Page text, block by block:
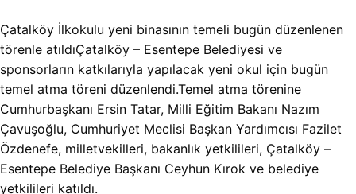
Çatalköy İlkokulu yeni binasının temeli bugün düzenlenen
törenle atıldıÇatalköy – Esentepe Belediyesi ve
sponsorların katkılarıyla yapılacak yeni okul için bugün
temel atma töreni düzenlendi.Temel atma törenine
Cumhurbaşkanı Ersin Tatar, Milli Eğitim Bakanı Nazım
Çavuşoğlu, Cumhuriyet Meclisi Başkan Yardımcısı Fazilet
Özdenefe, milletvekilleri, bakanlık yetkilileri, Çatalköy –
Esentepe Belediye Başkanı Ceyhun Kırok ve belediye
yetkilileri katıldı.